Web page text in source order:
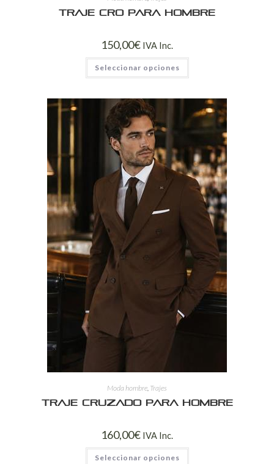
Traje Cro para Hombre
150,00€ IVA Inc.
Seleccionar opciones
Moda hombre Trajes
Traje Cruzado para Hombre
160,00€ IVA Inc.
Seleccionar opciones